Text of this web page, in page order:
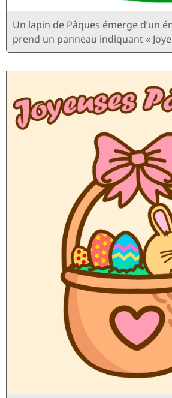
Un lapin de Pâques émerge d’un
prend un panneau indiquant «